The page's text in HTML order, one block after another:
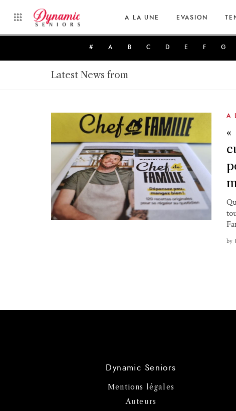
A LA UNE EVASION
# A B C D E F G
Latest News from
A
by
Dynamic Seniors
Mentions légales
Auteurs